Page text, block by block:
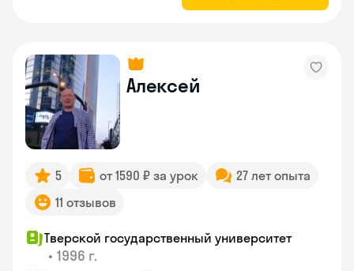
Алексей
5 от 1590 ₽ за урок
27 лет опыта
11 отзывов
Тверской государственный университет
• 1996 г.